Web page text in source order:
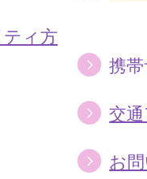
ィ方
携
交
お